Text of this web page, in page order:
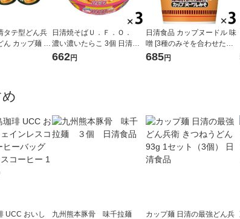
タテ型どん兵
ん カップ麺 カ
ット（3食）
日清焼そばＵ．Ｆ．Ｏ．
濃い濃いたらこ 3個 日清食
品
662円
日清食品 カップヌードル 味
噌 [3種のみそを合わせた濃
厚仕立て] 1セット（3個）カ
685円
UCC おいし
九州熊本豚骨 味千拉麺
カップ麺 日清の最強どん兵